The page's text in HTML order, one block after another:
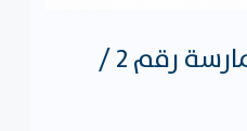
تمديد اقفال الممارسة رقم 2 /